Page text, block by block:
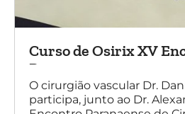
Curso de Osirix XV
Paranaense
O cirurgião vascular Dr.
participa, junto ao Dr.